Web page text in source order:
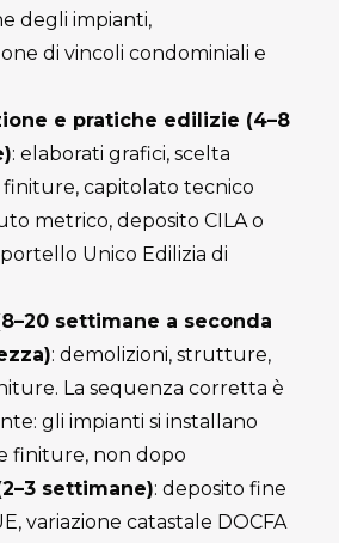
degli impianti,
di vincoli condominiali e
e pratiche edilizie (4–8
: elaborati grafici, scelta
finiture, capitolato tecnico
metrico, deposito CILA o
Unico Edilizia di
settimane a seconda
: demolizioni, strutture,
La sequenza corretta è
gli impianti si installano
finiture, non dopo
settimane): deposito fine
variazione catastale DOCFA